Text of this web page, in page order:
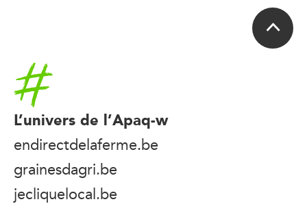
Accueil
L’univers de l’Apaq-w
endirectdelaferme.be
grainesdagri.be
jecliquelocal.be